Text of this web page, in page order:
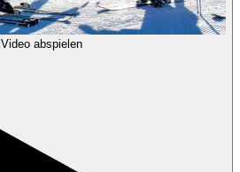
Video abspielen